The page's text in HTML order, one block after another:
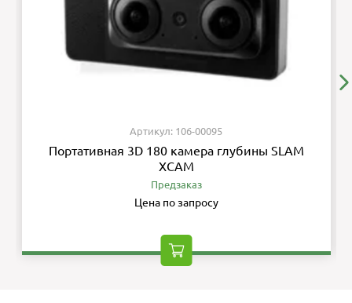
Артикул: 106-00095
Портативная 3D 180 камера глубины SLAM
XCAM
Предзаказ
Цена по запросу